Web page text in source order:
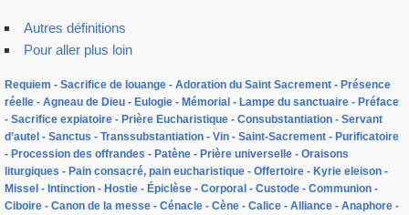
Autres définitions
Pour aller plus loin
Requiem Sacrifice de louange Adoration du Saint Sacrement
Présence
réelle
Agneau de Dieu Eulogie Mémorial Lampe du sanctuaire
Préface
Sacrifice expiatoire
Prière Eucharistique Consubstantiation
Servant
d’autel
Sanctus Transsubstantiation Vin Saint-Sacrement
Purificatoire
Procession des offrandes
Patène Prière universelle
Oraisons
liturgiques
Pain consacré, pain eucharistique Offertoire
Kyrie eleison
Missel
Intinction Hostie Épiclèse Corporal Custode
Communion
Ciboire
Canon de la messe Cénacle Cène Calice Alliance
Anaphore